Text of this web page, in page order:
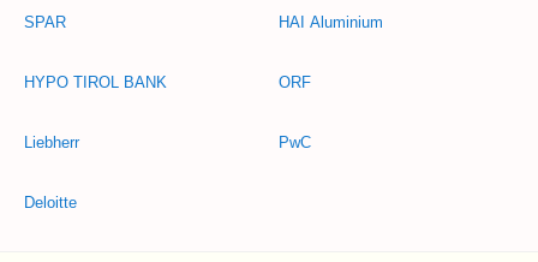
SPAR
HYPO TIROL BANK
Liebherr
Deloitte
HAI Aluminium
ORF
PwC